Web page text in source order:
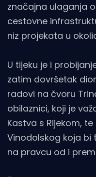
značajna ulaganja
cestovne
niz projekata u
U tijeku je i
zatim dovršetak
radovi na čvoru
obilaznici, koji je
Kastva s Rijekom,
Vinodolskog koja
na pravcu od i